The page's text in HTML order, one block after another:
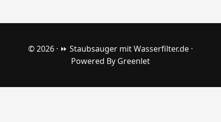
© 2026 · ⏩ Staubsauger mit Wasserfilter.de ·
Powered By Greenlet